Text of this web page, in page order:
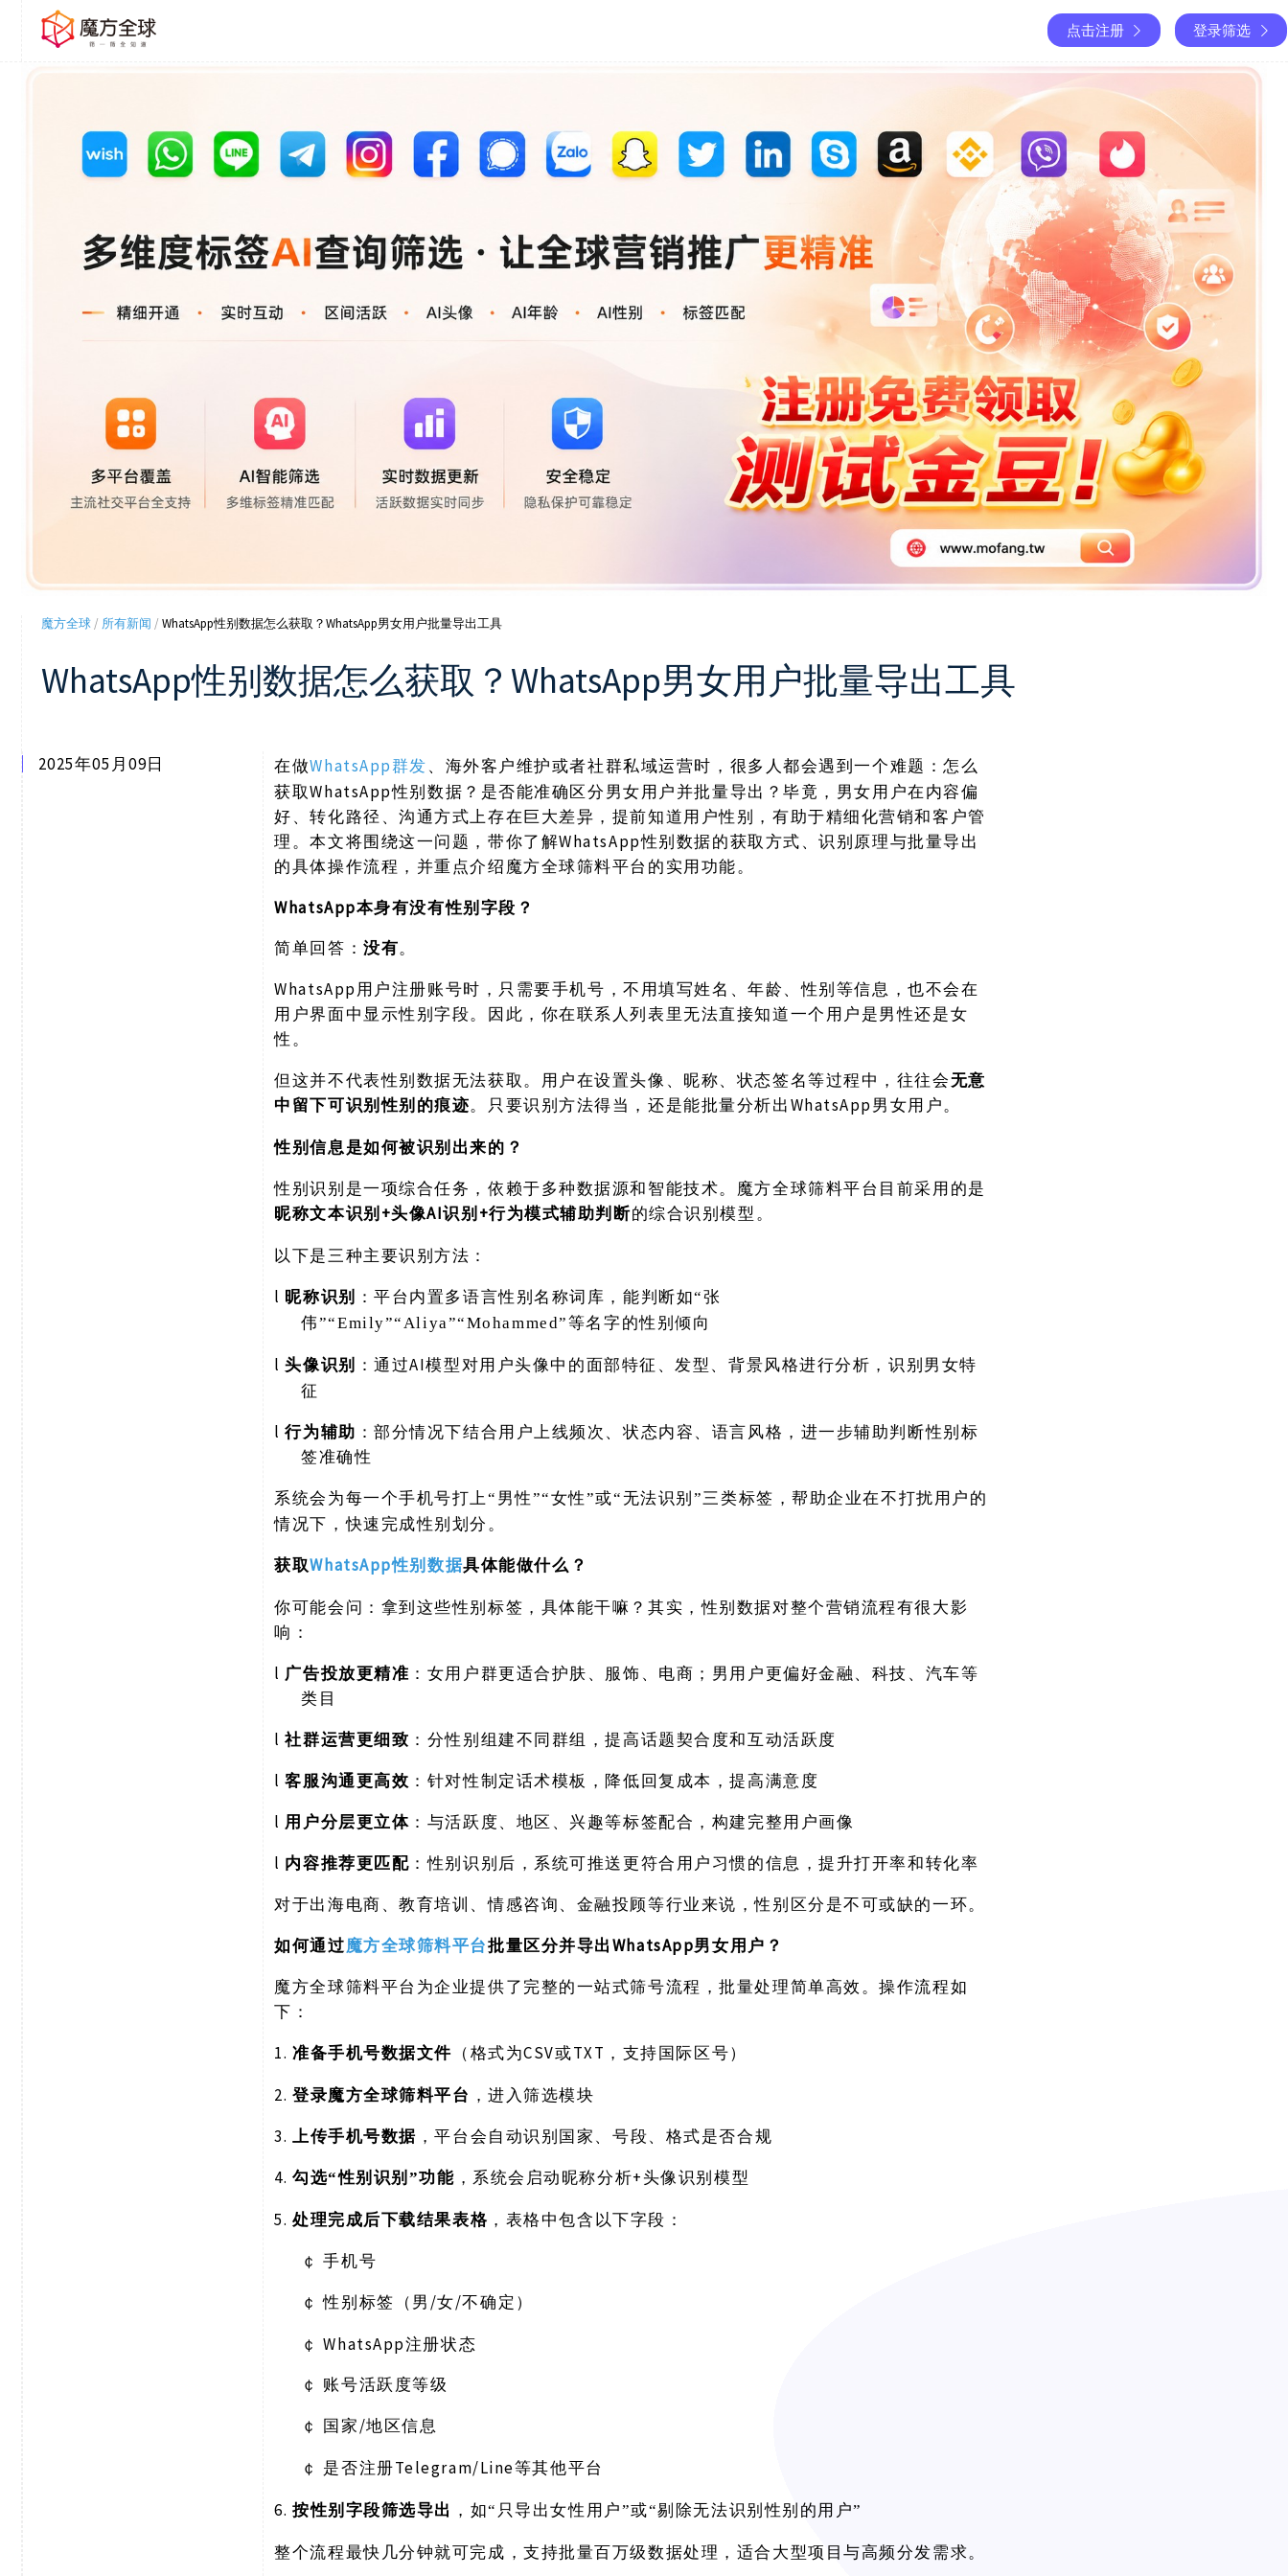
点击注册 登录筛选
魔方全球 / 所有新闻 /WhatsApp性别数据怎么获取？WhatsApp男女用户批量导出工具
WhatsApp性别数据怎么获取？WhatsApp男女用户批量导出工具
2025年05月09日 在做WhatsApp群发、海外客户维护或者社群私域运营时，很多人都会遇到一个难题：怎么
获取WhatsApp性别数据？是否能准确区分男女用户并批量导出？毕竟，男女用户在内容偏
好、转化路径、沟通方式上存在巨大差异，提前知道用户性别，有助于精细化营销和客户管
理。本文将围绕这一问题，带你了解WhatsApp性别数据的获取方式、识别原理与批量导出
的具体操作流程，并重点介绍魔方全球筛料平台的实用功能。
WhatsApp本身有没有性别字段？
简单回答：没有。
WhatsApp用户注册账号时，只需要手机号，不用填写姓名、年龄、性别等信息，也不会在
用户界面中显示性别字段。因此，你在联系人列表里无法直接知道一个用户是男性还是女
性。
但这并不代表性别数据无法获取。用户在设置头像、昵称、状态签名等过程中，往往会无意
中留下可识别性别的痕迹。只要识别方法得当，还是能批量分析出 WhatsApp男女用户。
性别信息是如何被识别出来的？
性别识别是一项综合任务，依赖于多种数据源和智能技术。魔方全球筛料平台目前采用的是
昵称文本识别 +头像AI识别+行为模式辅助判断的综合识别模型。
以下是三种主要识别方法：
l 昵称识别 ：平台内置多语言性别名称词库，能判断如“张
伟”“Emily”“Aliya”“Mohammed”等名字的性别倾向
l头像识别 ：通过AI模型对用户头像中的面部特征、发型、背景风格进行分析，识别男女特
征
l行为辅助 ：部分情况下结合用户上线频次、状态内容、语言风格，进一步辅助判断性别标
签准确性
系统会为每一个手机号打上“男性”“女性”或“无法识别”三类标签，帮助企业在不打扰用户的
情况下，快速完成性别划分。
获取WhatsApp性别数据具体能做什么？
你可能会问：拿到这些性别标签，具体能干嘛？其实，性别数据对整个营销流程有很大影
响：
l 广告投放更精准 ：女用户群更适合护肤、服饰、电商；男用户更偏好金融、科技、汽车等
类目
l社群运营更细致 ：分性别组建不同群组，提高话题契合度和互动活跃度
l客服沟通更高效 ：针对性制定话术模板，降低回复成本，提高满意度
l 用户分层更立体 ：与活跃度、地区、兴趣等标签配合，构建完整用户画像
l 内容推荐更匹配 ：性别识别后，系统可推送更符合用户习惯的信息，提升打开率和转化率
对于出海电商、教育培训、情感咨询、金融投顾等行业来说，性别区分是不可或缺的一环。
如何通过魔方全球筛料平台批量区分并导出 WhatsApp男女用户？
魔方全球筛料平台为企业提供了完整的一站式筛号流程，批量处理简单高效。操作流程如
下：
1. 准备手机号数据文件 （格式为CSV或TXT，支持国际区号）
2. 登录魔方全球筛料平台 ，进入筛选模块
3. 上传手机号数据 ，平台会自动识别国家、号段、格式是否合规
4. 勾选“性别识别”功能 ，系统会启动昵称分析+头像识别模型
5. 处理完成后下载结果表格 ，表格中包含以下字段：
￠手机号
￠性别标签（男 /女/不确定）
￠WhatsApp注册状态
￠ 账号活跃度等级
￠
国家 /地区信息
￠
是否注册Telegram/Line等其他平台
6. 按性别字段筛选导出 ，如“只导出女性用户”或“剔除无法识别性别的用户”
整个流程最快几分钟就可完成，支持批量百万级数据处理，适合大型项目与高频分发需求。